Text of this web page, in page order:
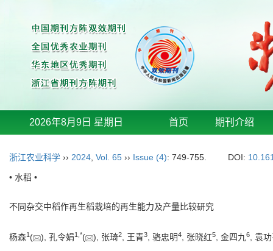
2026年8月9日 星期日 首页 期刊介绍
浙江农业科学 ›› 2024 Vol. 65 ›› Issue (4): 749-755. DOI:
• 水稻 •
不同杂交中稻作再生稻栽培的再生能力及产量比较研究
杨森1 ( ), 孔令娟1 *( ), 张琦2, 王青3, 骆忠明4, 张晓红5, 金四九6, 袁